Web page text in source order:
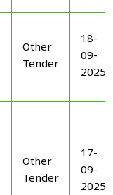
Other
Tender
18-
09-
2025
Other
Tender
17-
09-
2025